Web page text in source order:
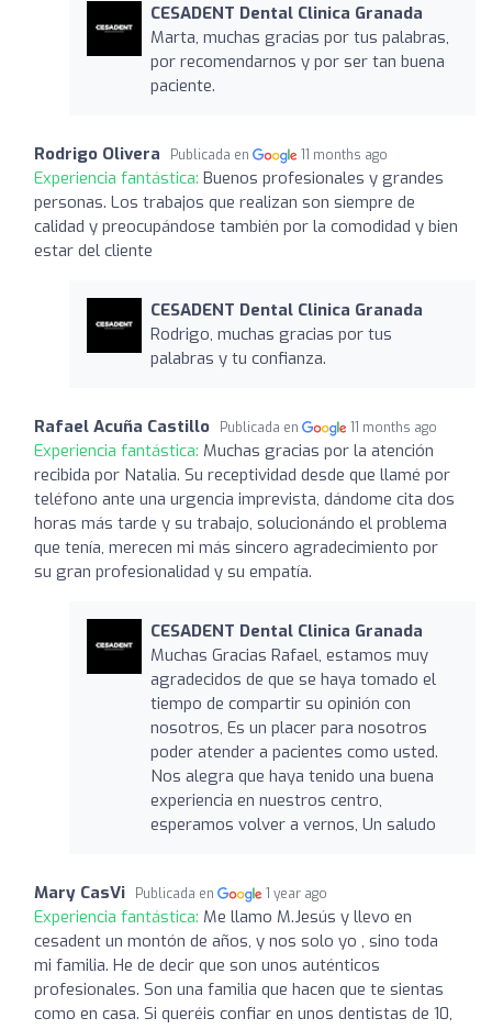
CESADENT Dental Clinica Granada
Marta, muchas gracias por tus palabras,
por recomendarnos y por ser tan buena
paciente.
Rodrigo Olivera Publicada en 11 months ago
Experiencia fantástica: Buenos profesionales y grandes
personas. Los trabajos que realizan son siempre de
calidad y preocupándose también por la comodidad y bien
estar del cliente
CESADENT Dental Clinica Granada
Rodrigo, muchas gracias por tus
palabras y tu confianza.
Rafael Acuña Castillo Publicada en 11 months ago
Experiencia fantástica: Muchas gracias por la atención
recibida por Natalia. Su receptividad desde que llamé por
teléfono ante una urgencia imprevista, dándome cita dos
horas más tarde y su trabajo, solucionándo el problema
que tenía, merecen mi más sincero agradecimiento por
su gran profesionalidad y su empatía.
CESADENT Dental Clinica Granada
Muchas Gracias Rafael, estamos muy
agradecidos de que se haya tomado el
tiempo de compartir su opinión con
nosotros, Es un placer para nosotros
poder atender a pacientes como usted.
Nos alegra que haya tenido una buena
experiencia en nuestros centro,
esperamos volver a vernos, Un saludo
Mary CasVi Publicada en 1 year ago
Experiencia fantástica: Me llamo M.Jesús y llevo en
cesadent un montón de años, y nos solo yo , sino toda
mi familia. He de decir que son unos auténticos
profesionales. Son una familia que hacen que te sientas
como en casa. Si queréis confiar en unos dentistas de 10,